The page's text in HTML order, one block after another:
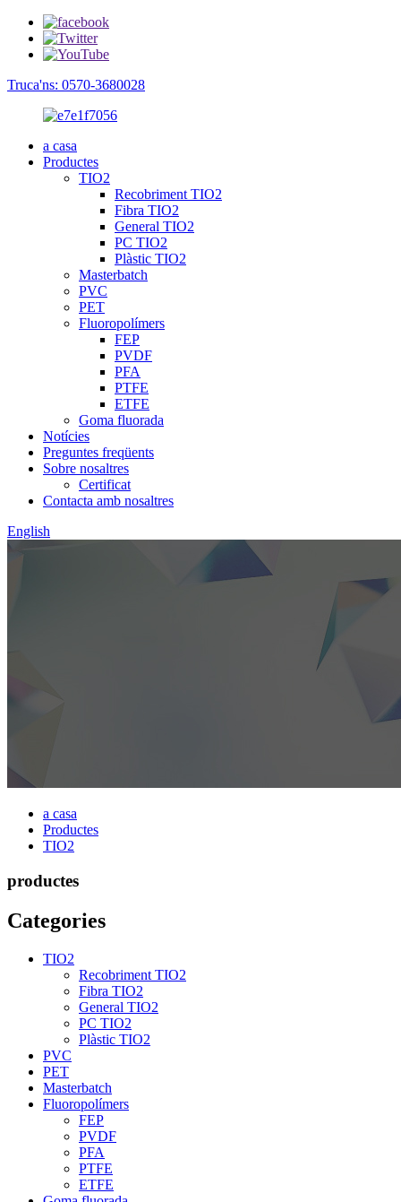
Truca'ns: 0570-3680028
a casa
Productes
TIO2
Recobriment TIO2
Fibra TIO2
General TIO2
PC TIO2
Plàstic TIO2
Masterbatch
PVC
PET
Fluoropolímers
FEP
PVDF
PFA
PTFE
ETFE
Goma fluorada
Notícies
Preguntes freqüents
Sobre nosaltres
Certificat
Contacta amb nosaltres
English
a casa
Productes
TIO2
productes
Categories
TIO2
Recobriment TIO2
Fibra TIO2
General TIO2
PC TIO2
Plàstic TIO2
PVC
PET
Masterbatch
Fluoropolímers
FEP
PVDF
PFA
PTFE
ETFE